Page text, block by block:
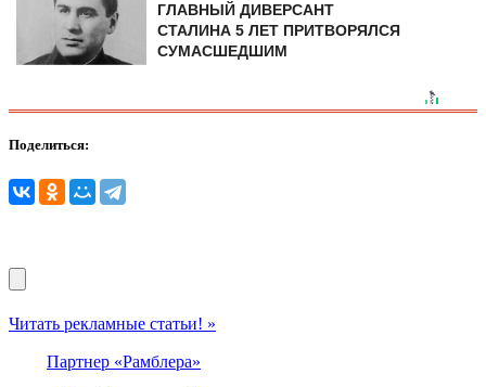
ГЛАВНЫЙ ДИВЕРСАНТ
СТАЛИНА 5 ЛЕТ ПРИТВОРЯЛСЯ
СУМАСШЕДШИМ
Поделиться:
Читать рекламные статьи! »
Партнер «Рамблера»